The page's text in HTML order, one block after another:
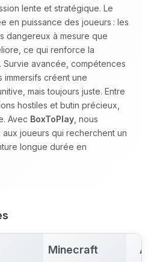
lente et stratégique. Le
en puissance des joueurs : les
dangereux à mesure que
ce qui renforce la
avancée, compétences
immersifs créent une
mais toujours juste. Entre
hostiles et butin précieux,
Avec BoxToPlay , nous
joueurs qui recherchent un
longue durée en
Minecraft